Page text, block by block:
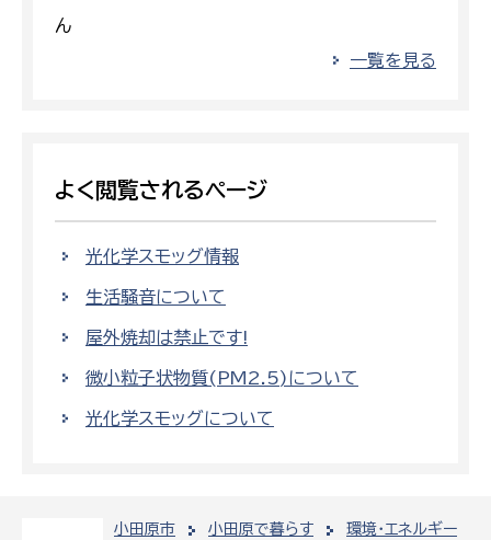
小田原市 小田原で暮らす
環境・エネルギー
ん
一覧を見る
よく閲覧されるページ
光化学スモッグ情報
生活騒音について
屋外焼却は禁止です!
微小粒子状物質(PM2.5)について
光化学スモッグについて